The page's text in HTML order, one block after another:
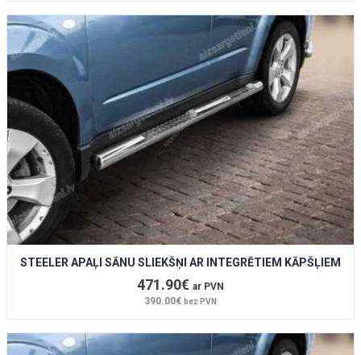
STEELER APAĻI SĀNU SLIEKŠŅI AR INTEGRĒTIEM KĀPŠĻIEM
471.90€ ar PVN
390.00€ bez PVN